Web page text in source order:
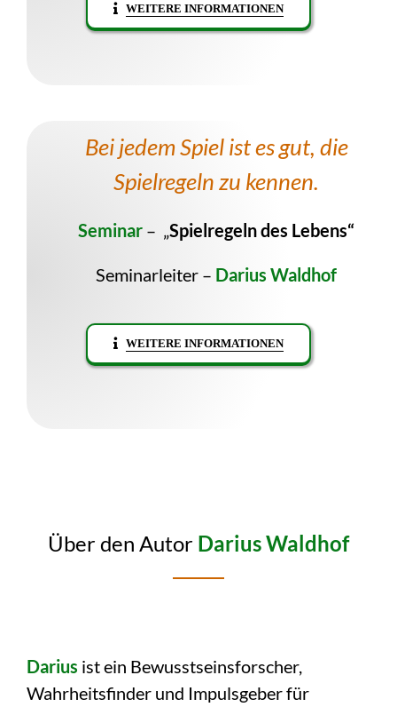
WEITERE INFORMATIONEN
Bei jedem Spiel ist es gut, die
Spielregeln zu kennen.
Seminar – „Spielregeln des Lebens“
Seminarleiter – Darius Waldhof
WEITERE INFORMATIONEN
Über den Autor Darius Waldhof
Darius ist ein Bewusstseinsforscher,
Wahrheitsfinder und Impulsgeber für